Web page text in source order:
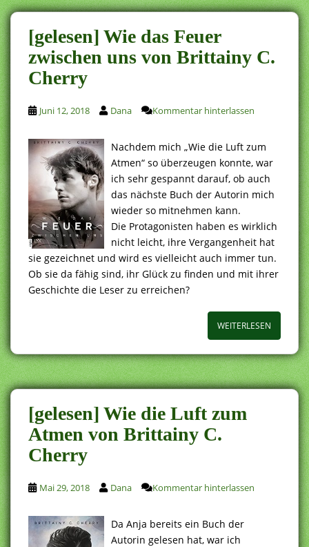
[gelesen] Wie das Feuer
zwischen uns von Brittainy C.
Cherry
Juni 12, 2018 Dana Kommentar hinterlassen
Nachdem mich „Wie die Luft zum
Atmen“ so überzeugen konnte, war
ich sehr gespannt darauf, ob auch
das nächste Buch der Autorin mich
wieder so mitnehmen kann.
Die Protagonisten haben es wirklich
nicht leicht, ihre Vergangenheit hat
sie gezeichnet und wird es vielleicht auch immer tun.
Ob sie da fähig sind, ihr Glück zu finden und mit ihrer
Geschichte die Leser zu erreichen?
WEITERLESEN
[gelesen] Wie die Luft zum
Atmen von Brittainy C.
Cherry
Mai 29, 2018 Dana Kommentar hinterlassen
Da Anja bereits ein Buch der
Autorin gelesen hat, war ich